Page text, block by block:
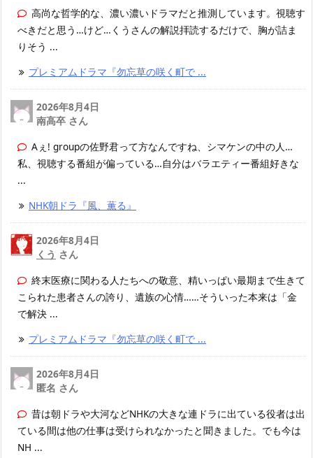
高尚な哲学的な、濃い濃いドラマだと推測しています。視聴す
べきだと思う…けど…くうさんの解説拝読するだけで、胸が詰ま
りそう ...
プレミアムドラマ『勿忘草の咲く町で ...
2026年8月4日
南高卒 さん
Aぇ! groupの佐野君って方なんですね、シマケンの中の人…
私、視聴する番組が偏っている…自分はバラエティー番組好きな
...
NHK朝ドラ『風、薫る』
2026年8月4日
くう さん
終末医療に関わる人たちへの敬意、精いっぱい最期まで生きて
こられた患者さんの誇り、遺族の心情……そういった本来は「金
で解決 ...
プレミアムドラマ『勿忘草の咲く町で ...
2026年8月4日
匿名 さん
昔は朝ドラや大河などNHKの大きな連ドラに出ている役者は出
ている間は他の仕事は受けられなかったと聞きました。でも今は
NH ...